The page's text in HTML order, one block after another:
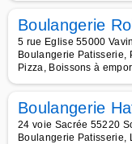
Boulangerie
5 rue Eglise 55000
Boulangerie Patisserie,
Pizza, Boissons à empor
Boulangerie
24 voie Sacrée 55220
Boulangerie Patisserie,